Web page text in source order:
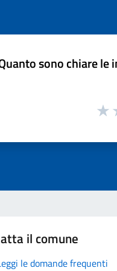
sono chiare le
il comune
le domande frequenti